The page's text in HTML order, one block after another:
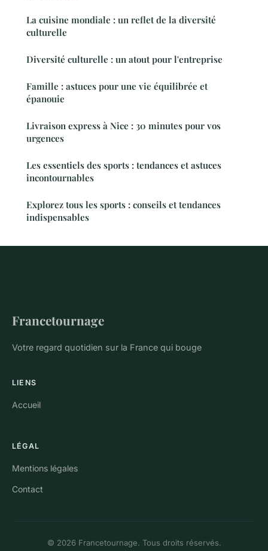
La cuisine mondiale : un reflet de la diversité
culturelle
Diversité culturelle : un atout pour l'entreprise
Famille : astuces pour une vie équilibrée et
épanouie
Livraison express à Nice : 30 minutes pour vos
urgences
Les essentiels des sports : tendances et astuces
incontournables
Explorez tous les sports : conseils et tendances
indispensables
Francetournage
Votre regard quotidien sur la France qui bouge
LIENS
Accueil
LÉGAL
Mentions légales
Contact
© 2026 Francetournage. Tous droits réservés.